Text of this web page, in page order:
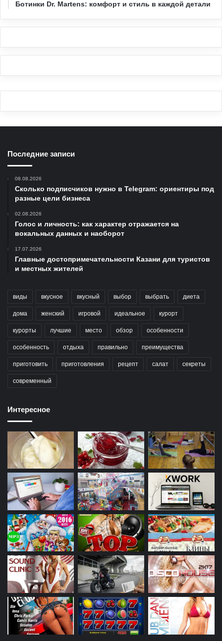
Ботинки Dr. Martens: комфорт и стиль в каждой детали
Последние записи
08.08.2026
Сколько подписчиков нужно в Telegram: ориентиры под
разные цели бизнеса
02.08.2026
Голос и личность: как характер отражается на
вокальных данных и наоборот
17.07.2026
Главные достопримечательности Казани для туристов
и местных жителей
виды вкусное вкусный выбор выбрать диета
дома женский игровой идеальное курорт
курорты лучшие место обзор особенности
особенность отдыха правильно преимущества
приготовить приготовления рецепт салат секреты
современный
Интересное